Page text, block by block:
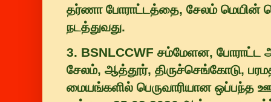
தர்ணா போராட்டத்தை, சேலம் மெயின்
நடத்துவது.
3. BSNLCCWF சம்மேளன, போராட்ட
சேலம், ஆத்தூர், திருச்செங்கோடு,
மையங்களில் பெருவாரியான ஒப்பந்த